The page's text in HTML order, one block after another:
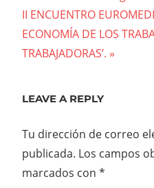
entradas
Next
Post:
II ENCUENTRO
ECONOMÍA DE LOS
TRABAJADORAS’.
LEAVE A REPLY
Tu dirección de correo
publicada. Los campos
marcados con *